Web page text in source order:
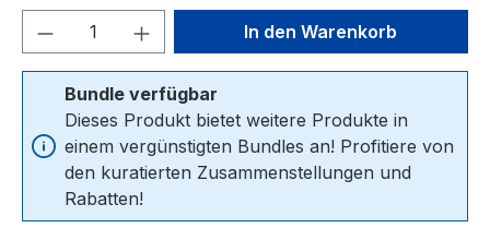
Produkt Anzahl: Gib denIn den Warenkorb
Bundle verfügbar
Dieses Produkt bietet weitere Produkte in
einem vergünstigten Bundles an! Profitiere von
den kuratierten Zusammenstellungen und
Rabatten!